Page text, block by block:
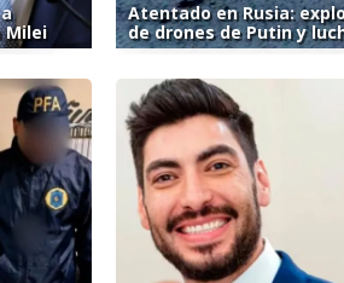
Milei
Atentado en Rusia:
de drones de Putin y